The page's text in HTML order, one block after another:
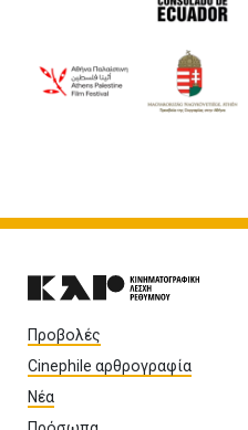
Προβολές
Cinephile αρθρογραφία
Νέα